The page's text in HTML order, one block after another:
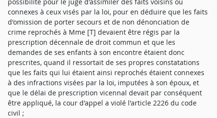
connexes à ceux visés par la loi, pour en déduire que les faits
d'omission de porter secours et de non dénonciation de
crime reprochés à Mme [T] devaient être régis par la
prescription décennale de droit commun et que les
demandes de ses enfants à son encontre étaient donc
prescrites, quand il ressortait de ses propres constatations
que les faits qui lui étaient ainsi reprochés étaient connexes
à des infractions visées par la loi, imputées à son époux, et
que le délai de prescription vicennal devait par conséquent
être appliqué, la cour d'appel a violé l'article 2226 du code
civil ;